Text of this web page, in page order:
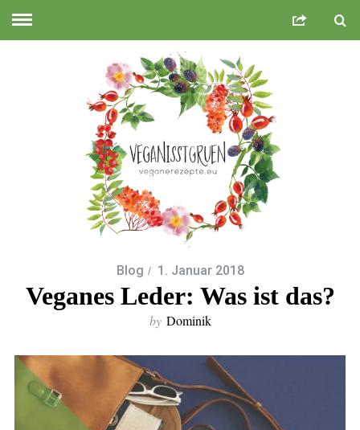
Blog 1. Januar 2018
Veganes Leder: Was ist das?
by Dominik